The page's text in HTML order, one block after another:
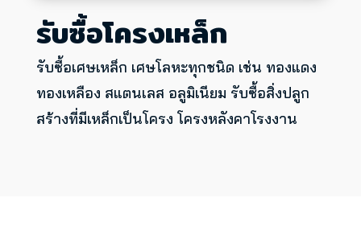
รับซื้อโครงเหล็ก
รับซื้อเศษเหล็ก เศษโลหะทุกชนิด เช่น ทองแดง
ทองเหลือง สแตนเลส อลูมิเนียม รับซื้อสิ่งปลูก
สร้างที่มีเหล็กเป็นโครง โครงหลังคาโรงงาน